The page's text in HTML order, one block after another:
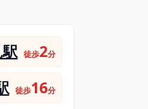
徒歩2分
徒歩16分